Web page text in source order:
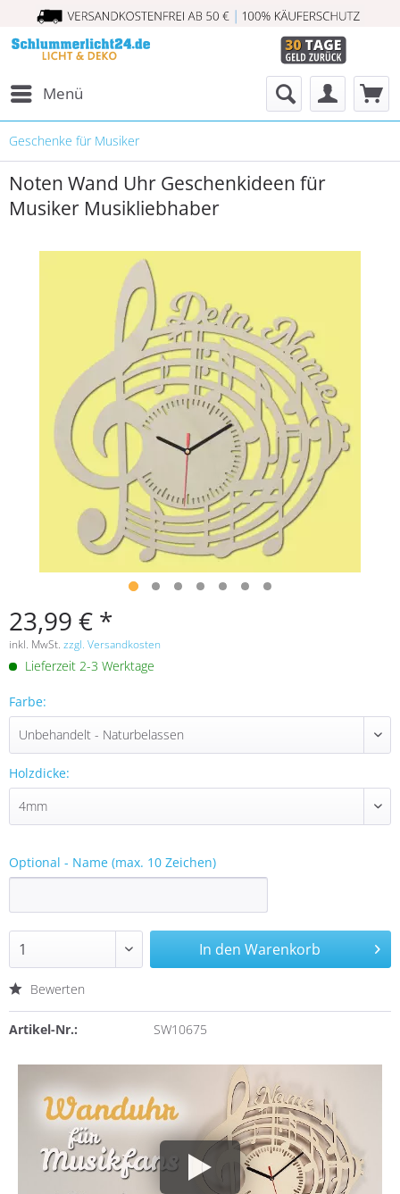
Menü
Geschenke für Musiker
Noten Wand Uhr Geschenkideen für
Musiker Musikliebhaber
23,99 € *
inkl. MwSt. zzgl. Versandkosten
Lieferzeit 2-3 Werktage
Farbe:
Holzdicke:
Optional - Name (max. 10 Zeichen)
In den Warenkorb
Bewerten
Artikel-Nr.: SW10675